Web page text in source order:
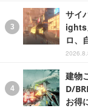
サイ
ights
ロ、
建物
D/
お得